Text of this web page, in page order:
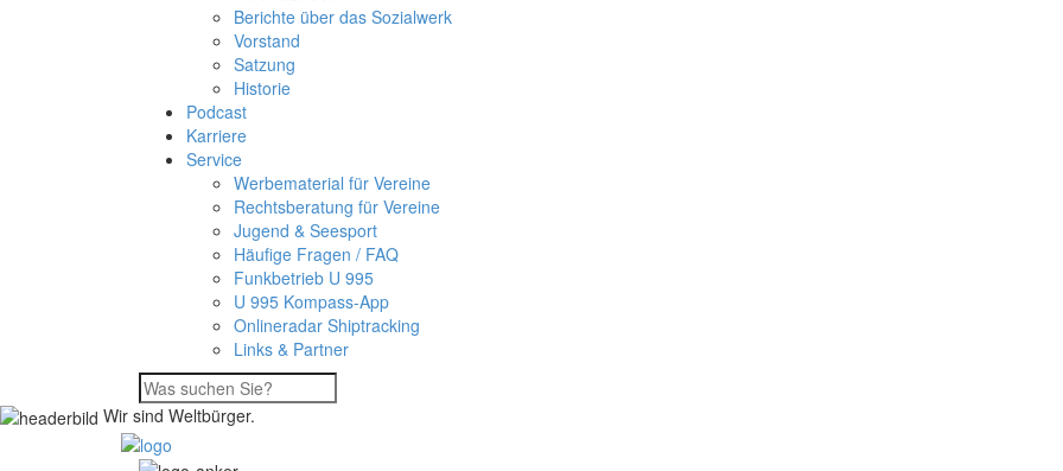
Berichte über das Sozialwerk
Vorstand
Satzung
Historie
Podcast
Karriere
Service
Werbematerial für Vereine
Rechtsberatung für Vereine
Jugend & Seesport
Häufige Fragen / FAQ
Funkbetrieb U 995
U 995 Kompass-App
Onlineradar Shiptracking
Links & Partner
Wir sind Weltbürger.